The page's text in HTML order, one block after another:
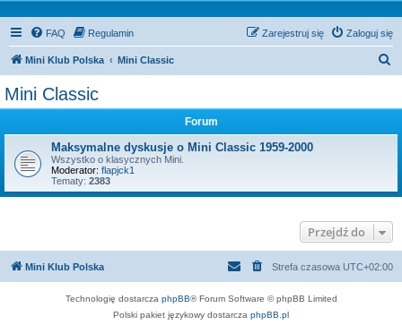
FAQ Regulamin Zaloguj się
Zarejestruj się
Mini Klub Polska Mini Classic
Mini Classic
Forum
Maksymalne dyskusje o Mini Classic 1959-2000
Wszystko o klasycznych Mini.
Moderator: flapjck1
Tematy: 2383
Przejdź do
Mini Klub Polska Strefa czasowa UTC+02:00
Technologię dostarcza phpBB® Forum Software © phpBB Limited
Polski pakiet językowy dostarcza phpBB.pl